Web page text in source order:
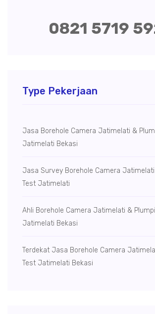
0821 5719
Type Pekerjaan
Jasa Borehole Camera Jatimelati &
Jatimelati Bekasi
Jasa Survey Borehole Camera
Test Jatimelati
Ahli Borehole Camera Jatimelati &
Jatimelati Bekasi
Terdekat Jasa Borehole Camera
Test Jatimelati Bekasi